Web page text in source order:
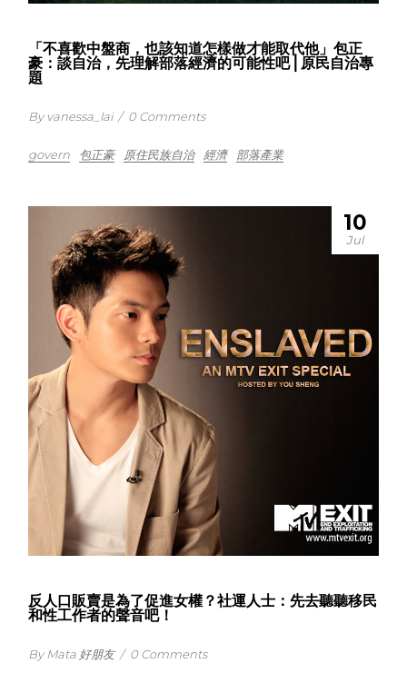
「不喜歡中盤商，也該知道怎樣做才能取代他」包正
豪：談自治，先理解部落經濟的可能性吧⎪原民自治專
題
By vanessa_lai / 0 Comments
govern 包正豪 原住民族自治 經濟 部落產業
10
Jul
反人口販賣是為了促進女權？社運人士：先去聽聽移民
和性工作者的聲音吧！
By Mata 好朋友 / 0 Comments